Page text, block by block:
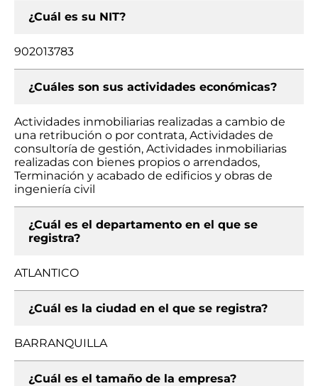
¿Cuál es su NIT?
902013783
¿Cuáles son sus actividades económicas?
Actividades inmobiliarias realizadas a cambio de
una retribución o por contrata, Actividades de
consultoría de gestión, Actividades inmobiliarias
realizadas con bienes propios o arrendados,
Terminación y acabado de edificios y obras de
ingeniería civil
¿Cuál es el departamento en el que se
registra?
ATLANTICO
¿Cuál es la ciudad en el que se registra?
BARRANQUILLA
¿Cuál es el tamaño de la empresa?